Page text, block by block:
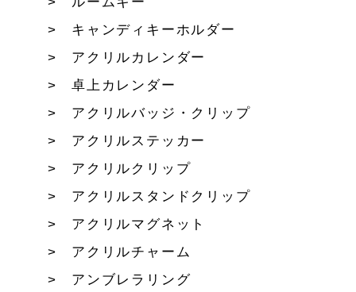
キャンディキーホルダー
アクリルカレンダー
卓上カレンダー
アクリルバッジ・クリップ
アクリルステッカー
アクリルクリップ
アクリルスタンドクリップ
アクリルマグネット
アクリルチャーム
アンブレラリング